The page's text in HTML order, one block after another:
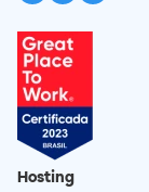
Hosting